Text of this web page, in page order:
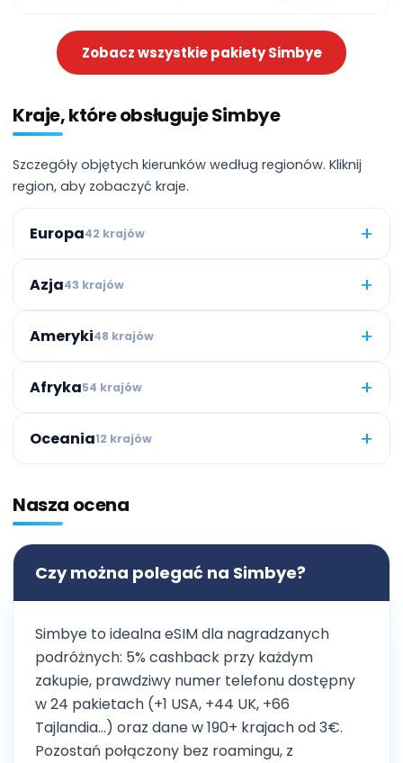
Zobacz wszystkie pakiety Simbye
Kraje, które obsługuje Simbye
Szczegóły objętych kierunków według regionów. Kliknij
region, aby zobaczyć kraje.
Europa42 krajów +
Azja43 krajów +
Ameryki48 krajów +
Afryka54 krajów +
Oceania12 krajów +
Nasza ocena
Czy można polegać na Simbye?
Simbye to idealna eSIM dla nagradzanych
podróżnych: 5% cashback przy każdym
zakupie, prawdziwy numer telefonu dostępny
w 24 pakietach (+1 USA, +44 UK, +66
Tajlandia…) oraz dane w 190+ krajach od 3€.
Pozostań połączony bez roamingu, z